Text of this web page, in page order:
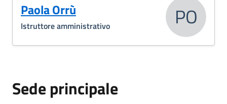
Paola Orrù
Istruttore amministrativo PO
Sede principale